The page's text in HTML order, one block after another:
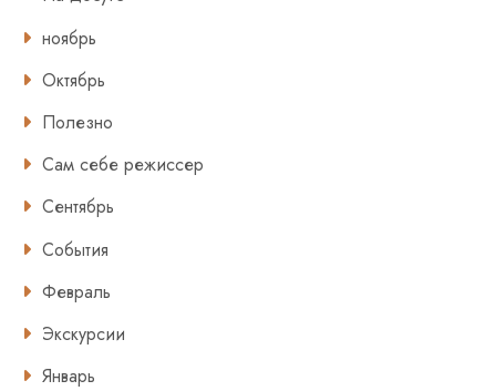
ноябрь
Октябрь
Полезно
Сам себе режиссер
Сентябрь
События
Февраль
Экскурсии
Январь